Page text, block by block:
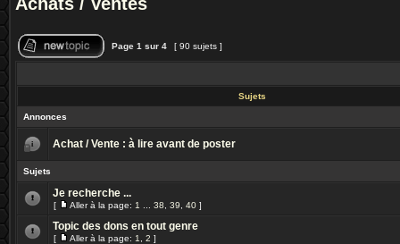
Page 1 sur 4 [ 90 sujets ]
Sujets
Annonces
Achat / Vente : à lire avant de poster
Sujets
Je recherche ...
[ Aller à la page: 1 38 39 40 ]
Topic des dons en tout genre
[ Aller à la page: 1 2 ]